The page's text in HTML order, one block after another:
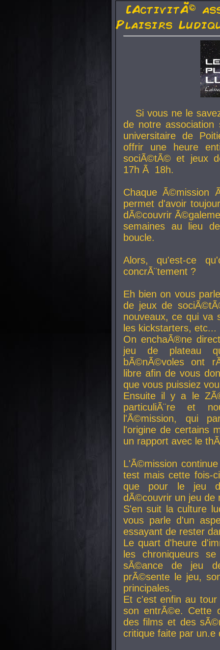
[ActivitÃ©
Plaisirs
Si vous ne le
de notre
universitaire de
offrir une heure
sociÃ©tÃ© et jeux
17h Ã 18h.
Chaque Ã©mission
permet d'avoir
dÃ©couvrir
semaines au lieu
boucle.
Alors, qu'est-ce
concrÃ¨tement ?
Eh bien on vous
de jeux de
nouveaux, ce qui va
les kickstarters, etc...
On enchaÃ®ne
jeu de plateau
bÃ©nÃ©voles ont
libre afin de vous
que vous puissiez
Ensuite il y a le
particuliÃ¨re et
l'Ã©mission, qui
l'origine de certains
un rapport avec le
L'Ã©mission
test mais cette fois-
que pour le jeu
dÃ©couvrir un jeu de
S'en suit la culture
vous parle d'un
essayant de rester
Le quart d'heure
les chroniqueurs
sÃ©ance de jeu
prÃ©sente le jeu,
principales.
Et c'est enfin au
son entrÃ©e. Cette
des films et des
critique faite par